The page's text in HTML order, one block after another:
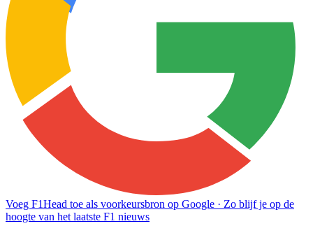
Voeg F1Head toe als voorkeursbron op Google · Zo blijf je op de
hoogte van het laatste F1 nieuws